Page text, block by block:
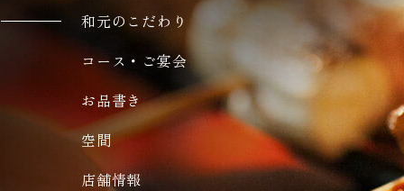
和元のこだわり
コース・ご宴会
お品書き
空間
店舗情報